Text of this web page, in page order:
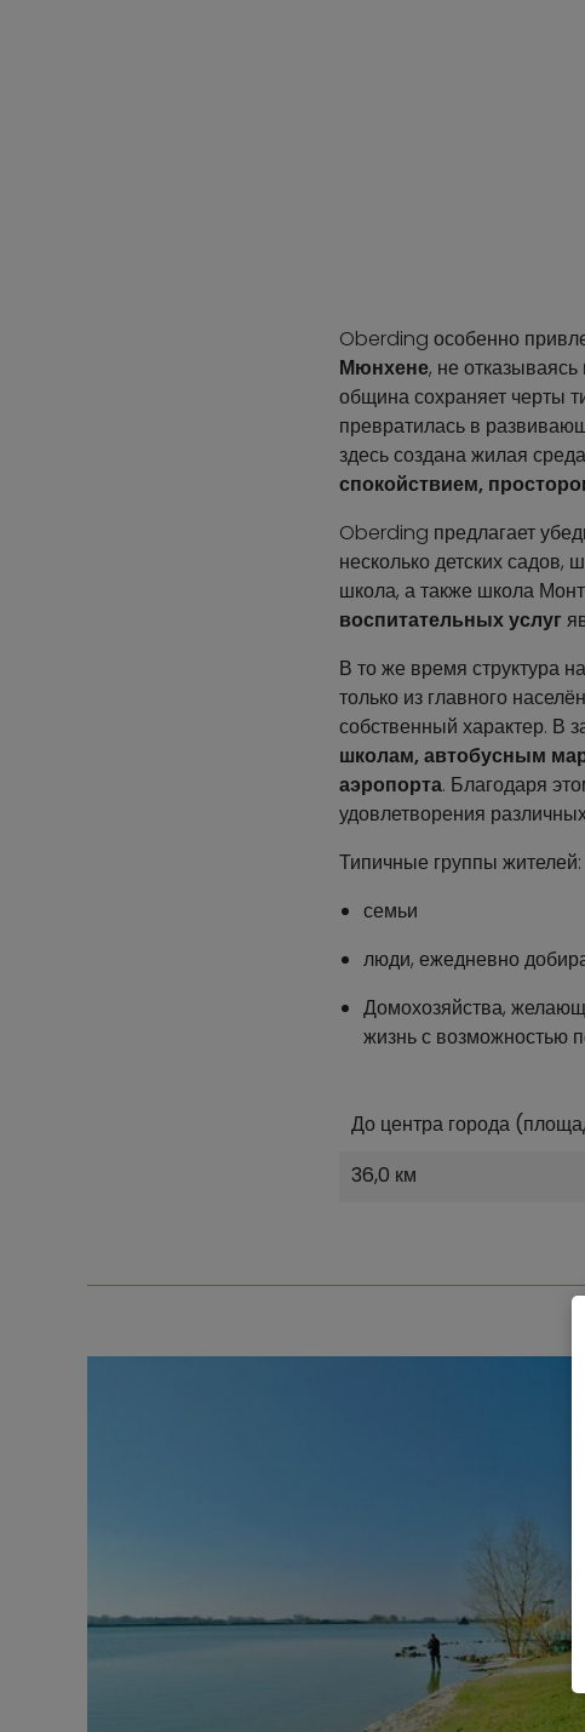
Oberding особенно
Мюнхене, не
община сохраняет черты
превратилась в
здесь создана жилая
спокойствием,
Oberding предлагает
несколько детских садов,
школа, а также школа
воспитательных услуг
В то же время структура
только из главного
собственный характер. В
школам, автобусным
аэропорта. Благодаря
удовлетворения
Типичные группы жителей:
семьи
люди, ежедневно
Домохозяйства,
жизнь с возможностью
До центра города
36,0 км